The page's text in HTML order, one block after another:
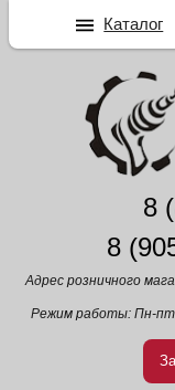
8
8
Адрес розничного
Режим работы: Пн-пт
Каталог